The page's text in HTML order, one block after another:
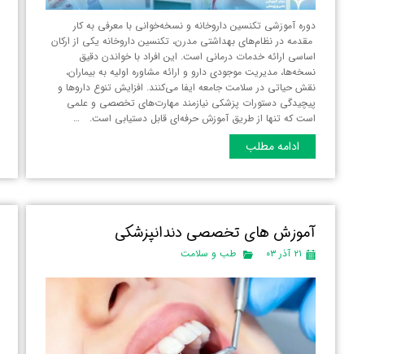
دوره آموزشی تکنسین داروخانه و نسخه‌خوانی با معرفی به کار
مقدمه در نظام‌های بهداشتی مدرن، تکنسین داروخانه یکی از ارکان
اساسی ارائه خدمات درمانی است. این افراد با خواندن دقیق
نسخه‌ها، مدیریت موجودی دارو و ارائه مشاوره اولیه به بیماران،
نقش حیاتی در سلامت جامعه ایفا می‌کنند. افزایش تنوع داروها و
پیچیدگی دستورات پزشکی نیازمند مهارت‌های تخصصی و علمی
است که تنها از طریق آموزش حرفه‌ای قابل دستیابی است. …
ادامه مطلب
آموزش های تخصصی دندانپزشکی
۲۱ آذر ۰۳ طب و سلامت